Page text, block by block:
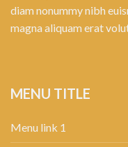
diam nonummy nibh
magna aliquam erat
MENU TITLE
Menu link 1